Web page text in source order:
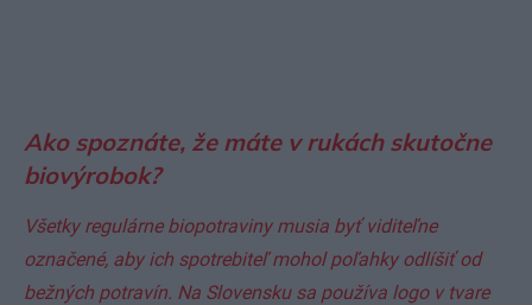
Ako spoznáte, že máte v rukách skutočne
biovýrobok?
Všetky regulárne biopotraviny musia byť viditeľne
označené, aby ich spotrebiteľ mohol poľahky odlíšiť od
bežných potravín. Na Slovensku sa používa logo v tvare